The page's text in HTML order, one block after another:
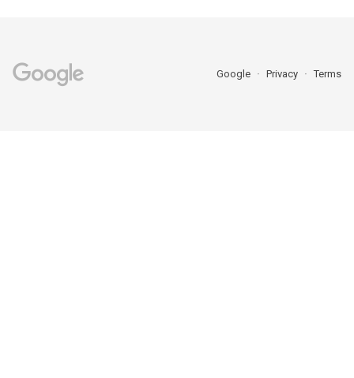
Google Privacy Terms